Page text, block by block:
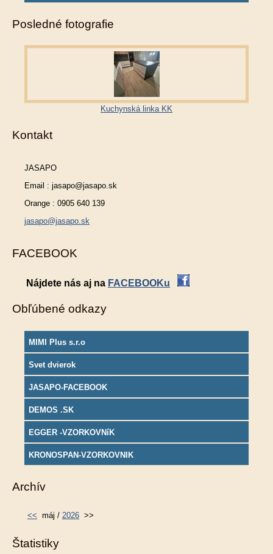
Posledné fotografie
Kuchynská linka KK
Kontakt
JASAPO
Email : jasapo@jasapo.sk
Orange : 0905 640 139
jasapo@jasapo.sk
FACEBOOK
Nájdete nás aj na FACEBOOKu
Obľúbené odkazy
MIMI Plus s.r.o
Svet dvierok
JASAPO-FACEBOOK
DEMOS .SK
EGGER -VZORKOVNíK
KRONOSPAN-VZORKOVNIK
Archív
<< máj / 2026 >>
Štatistiky